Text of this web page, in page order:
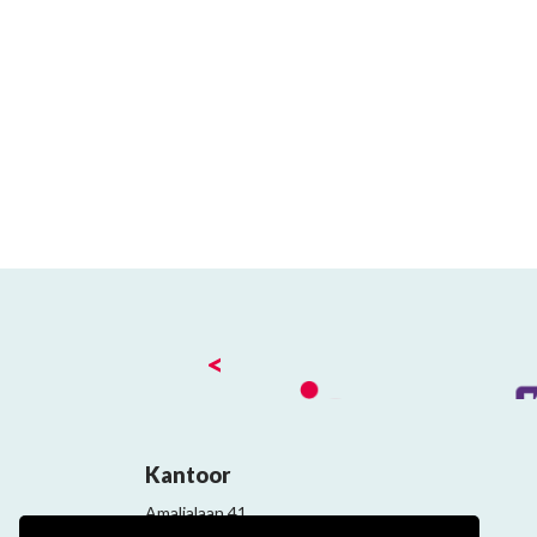
<
Kantoor
Amalialaan 41